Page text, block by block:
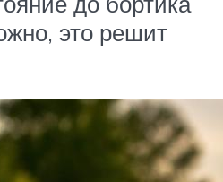
это решит